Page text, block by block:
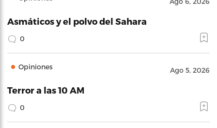
Asmáticos y el polvo del Sahara
0
Opiniones Ago 5, 2026
Terror a las 10 AM
0